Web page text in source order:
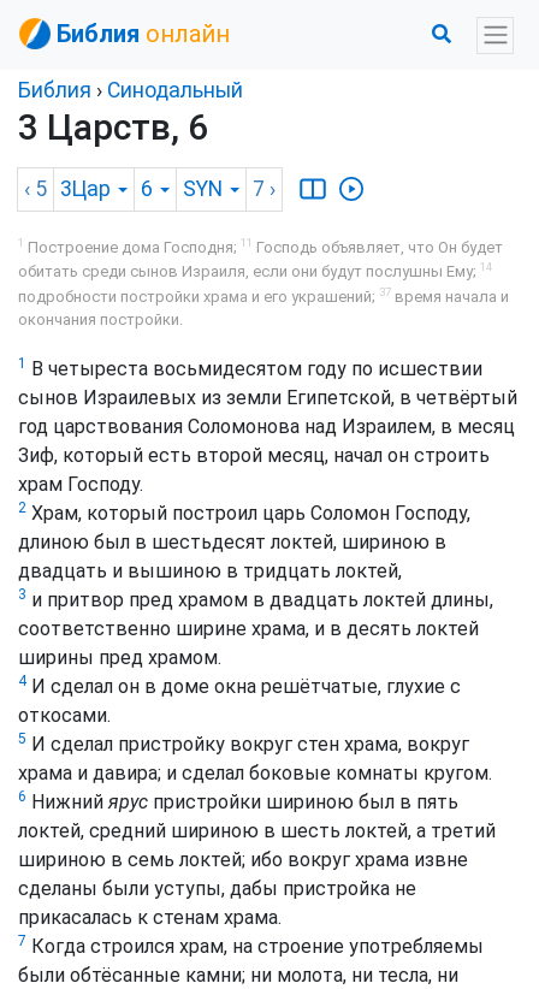
Библия онлайн
Библия › Синодальный
3 Царств, 6
‹ 5 3Цар 6 SYN 7 ›
1 Построение дома Господня; 11 Господь объявляет, что Он будет
обитать среди сынов Израиля, если они будут послушны Ему; 14
подробности постройки храма и его украшений; 37 время начала и
окончания постройки.
1
В четыреста восьмидесятом году по исшествии
сынов Израилевых из земли Египетской, в четвёртый
год царствования Соломонова над Израилем, в месяц
Зиф, который есть второй месяц, начал он строить
храм Господу.
2 Храм, который построил царь Соломон Господу,
длиною был в шестьдесят локтей, шириною в
двадцать и вышиною в тридцать локтей,
3 и притвор пред храмом в двадцать локтей длины,
соответственно ширине храма, и в десять локтей
ширины пред храмом.
4И сделал он в доме окна решётчатые, глухие с
откосами.
5 И сделал пристройку вокруг стен храма, вокруг
храма и давира; и сделал боковые комнаты кругом.
6 Нижнийярус пристройки шириною был в пять
локтей, средний шириною в шесть локтей, а третий
шириною в семь локтей; ибо вокруг храма извне
сделаны были уступы, дабы пристройка не
прикасалась к стенам храма.
7 Когда строился храм, на строение употребляемы
были обтёсанные камни; ни молота, ни тесла, ни